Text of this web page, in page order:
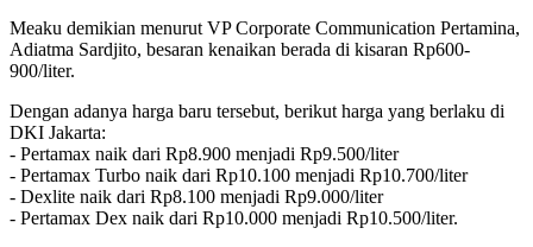
Meaku demikian menurut VP Corporate Communication Pertamina,
Adiatma Sardjito, besaran kenaikan berada di kisaran Rp600-
900/liter.
Dengan adanya harga baru tersebut, berikut harga yang berlaku di
DKI Jakarta:
- Pertamax naik dari Rp8.900 menjadi Rp9.500/liter
- Pertamax Turbo naik dari Rp10.100 menjadi Rp10.700/liter
- Dexlite naik dari Rp8.100 menjadi Rp9.000/liter
- Pertamax Dex naik dari Rp10.000 menjadi Rp10.500/liter.